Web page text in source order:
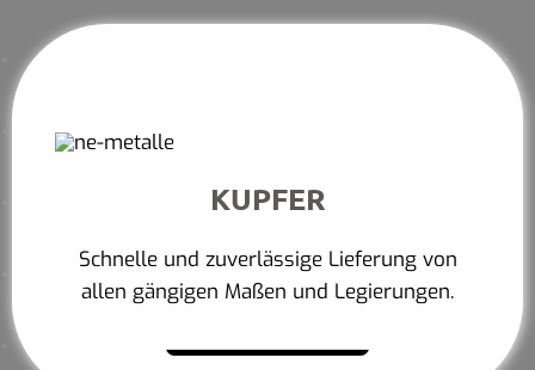
KUPFER
Schnelle und zuverlässige Lieferung von
allen gängigen Maßen und Legierungen.